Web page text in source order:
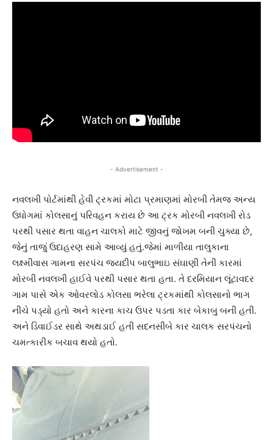
- Advertisement -
નવલખી પોર્ટમાંથી હેવી ટ્રકમાં મોટા પ્રમાણમાં મોરબી તેમજ અન્ય
ઉધોગમાં કોલસાનું પરિવહન કરાય છે આ ટ્રક મોરબી નવલખી રોડ
પરથી પસાર થતા વાહન ચાલકો માટે જીવનું જોખમ બની ચુક્યા છે,
જેનું તાજું ઉદાહરણ સામે આવ્યું હતું.જેમાં માળીયા તાલુકાના
લક્ષ્મીવાસ ગામના સરપંચ જયદીપ બાલુભાઇ સંઘાણી તેની કારમાં
મોરબી નવલખી હાઈવે પરથી પસાર થતા હતા. તે દરમિયાન લૂંટાવદર
ગામ પાસે એક ઓવરલોડ કોલસા ભરેલા ટ્રકમાંથી કોલસાનો ભાગ
નીચે પડ્યો હતો અને કારના કાચ ઉપર પડતા કાર બેકાબુ બની હતી.
અને ડિવાઈડર સાથે અથડાઈ હતી સદનસીબે કાર ચાલક સરપંચનો
ચમત્કારીક બચાવ થયો હતો.